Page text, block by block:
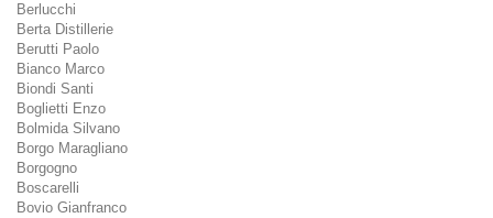
Berlucchi
Berta Distillerie
Berutti Paolo
Bianco Marco
Biondi Santi
Boglietti Enzo
Bolmida Silvano
Borgo Maragliano
Borgogno
Boscarelli
Bovio Gianfranco